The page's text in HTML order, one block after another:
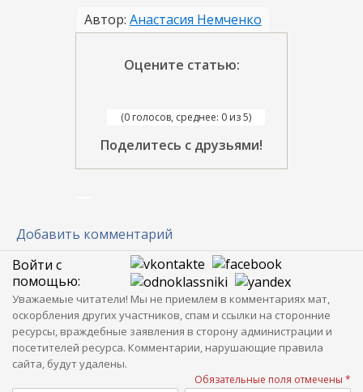
Автор: Анастасия Немченко
Оцените статью:
(0 голосов, среднее: 0 из 5)
Поделитесь с друзьями!
Добавить комментарий
Войти с
помощью:
Уважаемые читатели! Мы не приемлем в комментариях мат,
оскорбления других участников, спам и ссылки на сторонние
ресурсы, враждебные заявления в сторону администрации и
посетителей ресурса. Комментарии, нарушающие правила
сайта, будут удалены.
Обязательные поля отмечены *